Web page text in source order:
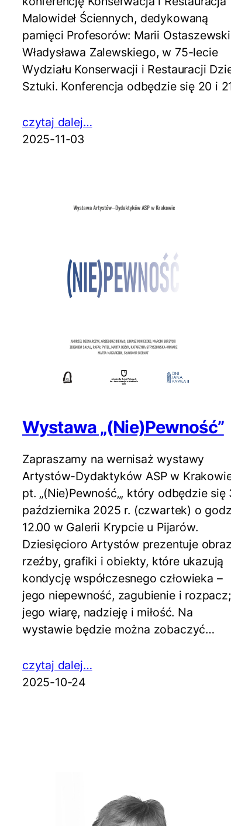
Malowideł Ściennych, dedykowaną
pamięci Profesorów: Marii
Władysława Zalewskiego, w 75-lecie
Wydziału Konserwacji i Restauracji
Sztuki. Konferencja odbędzie się 20 i
czytaj dalej…
2025-11-03
Wystawa „(Nie)Pewność”
Zapraszamy na wernisaż wystawy
Artystów-Dydaktyków ASP w
pt. „(Nie)Pewność„, który odbędzie się
października 2025 r. (czwartek) o
12.00 w Galerii Krypcie u Pijarów.
Dziesięcioro Artystów prezentuje
rzeźby, grafiki i obiekty, które ukazują
kondycję współczesnego człowieka –
jego niepewność, zagubienie i rozpacz;
jego wiarę, nadzieję i miłość. Na
wystawie będzie można zobaczyć…
czytaj dalej…
2025-10-24